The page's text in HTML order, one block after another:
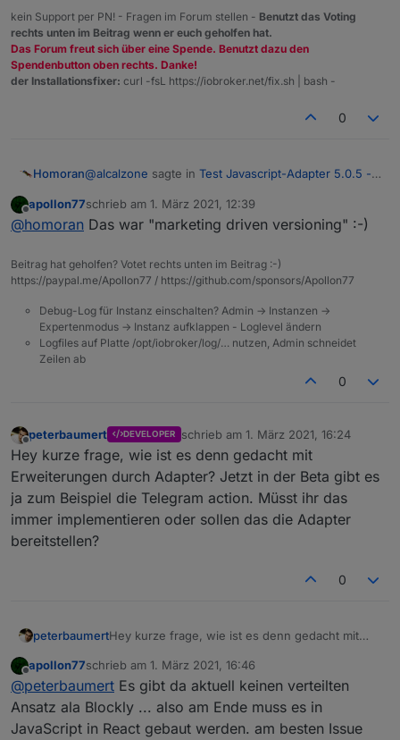
kein Support per PN! - Fragen im Forum stellen - Benutzt das Voting
rechts unten im Beitrag wenn er euch geholfen hat.
Das Forum freut sich über eine Spende. Benutzt dazu den
Spendenbutton oben rechts. Danke!
der Installationsfixer: curl -fsL https://iobroker.net/fix.sh | bash -
0
Homoran@alcalzone sagte in Test Javascript-Adapter 5.0.5 -
wieder beim emotional versioning wären
und was ist mit WIN10?
Bloß weil es OS X gab wurde WIN9 übersprungen
Offline
apollon77schrieb am 1. März 2021, 12:39
zuletzt editiert von
@homoran Das war "marketing driven versioning" :-)
Beitrag hat geholfen? Votet rechts unten im Beitrag :-)
https://paypal.me/Apollon77 / https://github.com/sponsors/Apollon77
Debug-Log für Instanz einschalten? Admin -> Instanzen ->
Expertenmodus -> Instanz aufklappen - Loglevel ändern
Logfiles auf Platte /opt/iobroker/log/… nutzen, Admin schneidet
Zeilen ab
0
Offline
peterbaumert DEVELOPER schrieb am 1. März 2021, 16:24
zuletzt editiert von
Hey kurze frage, wie ist es denn gedacht mit
Erweiterungen durch Adapter? Jetzt in der Beta gibt es
ja zum Beispiel die Telegram action. Müsst ihr das
immer implementieren oder sollen das die Adapter
bereitstellen?
0
peterbaumertHey kurze frage, wie ist es denn gedacht mit
gibt es ja zum Beispiel die Telegram action.
Müsst ihr das immer implementieren oder sollen
das die Adapter bereitstellen?
Offline
apollon77schrieb am 1. März 2021, 16:46
zuletzt editiert von
@peterbaumert Es gibt da aktuell keinen verteilten
Ansatz ala Blockly ... also am Ende muss es in
JavaScript in React gebaut werden. am besten Issue